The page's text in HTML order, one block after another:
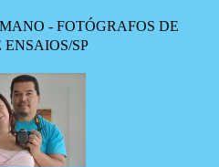
- FOTÓGRAFOS DE
ENSAIOS/SP